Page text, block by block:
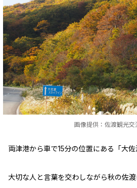
画像提供：佐渡観光交
両津港から車で15分の位置にある「大佐
大切な人と言葉を交わしながら秋の佐